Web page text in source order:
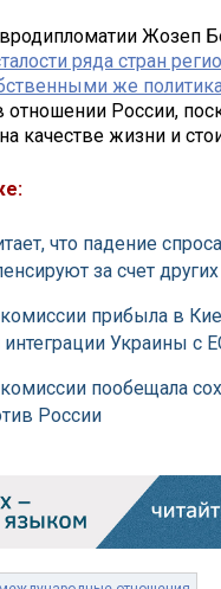
Жозеп
ряда стран
же
отношении России,
качестве жизни и
что падение
за счет других
прибыла в
Украины с
пообещала
России